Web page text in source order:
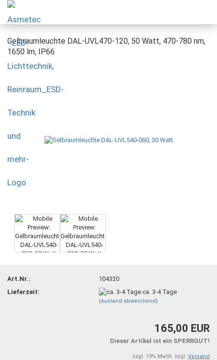
Gelbraumleuchte DAL-UVL470-120, 50 Watt, 470-780 nm,
1650 lm, IP66
Art.Nr.:
104320
Lieferzeit:
ca. 3-4 Tage
(Ausland abweichend)
165,00 EUR
Dieser Artikel ist ein SPERRGUT!
zzgl. 19% MwSt. zzgl. Versand